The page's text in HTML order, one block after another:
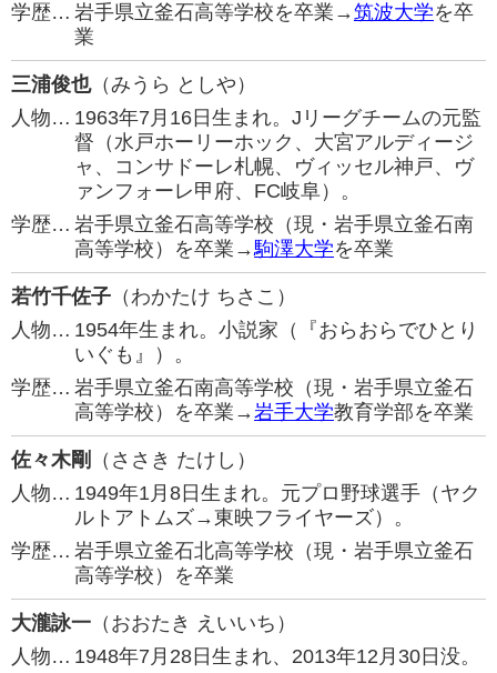
学歴… 岩手県立釜石高等学校を卒業→筑波大学を卒
業
三浦俊也（みうら としや）
人物… 1963年7月16日生まれ。Jリーグチームの元監
督（水戸ホーリーホック、大宮アルディージ
ャ、コンサドーレ札幌、ヴィッセル神戸、ヴ
ァンフォーレ甲府、FC岐阜）。
学歴… 岩手県立釜石高等学校（現・岩手県立釜石南
高等学校）を卒業→駒澤大学を卒業
若竹千佐子 （わかたけ ちさこ）
人物… 1954年生まれ。小説家（『おらおらでひとり
いぐも』）。
学歴… 岩手県立釜石南高等学校（現・岩手県立釜石
高等学校）を卒業→岩手大学教育学部を卒業
佐々木剛
（ささき たけし）
人物… 1949年1月8日生まれ。元プロ野球選手（ヤク
ルトアトムズ→東映フライヤーズ）。
学歴… 岩手県立釜石北高等学校（現・岩手県立釜石
高等学校）を卒業
大瀧詠一 （おおたき えいいち）
人物… 1948年7月28日生まれ、2013年12月30日没。